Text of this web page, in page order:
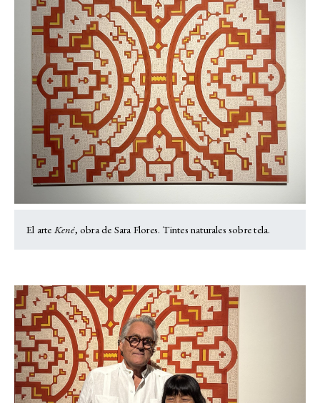
El arte Kené, obra de Sara Flores. Tintes naturales sobre tela.